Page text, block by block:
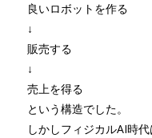
良いロボットを作る
↓
販売する
↓
売上を得る
という構造でした。
しかしフィジカルAI時代